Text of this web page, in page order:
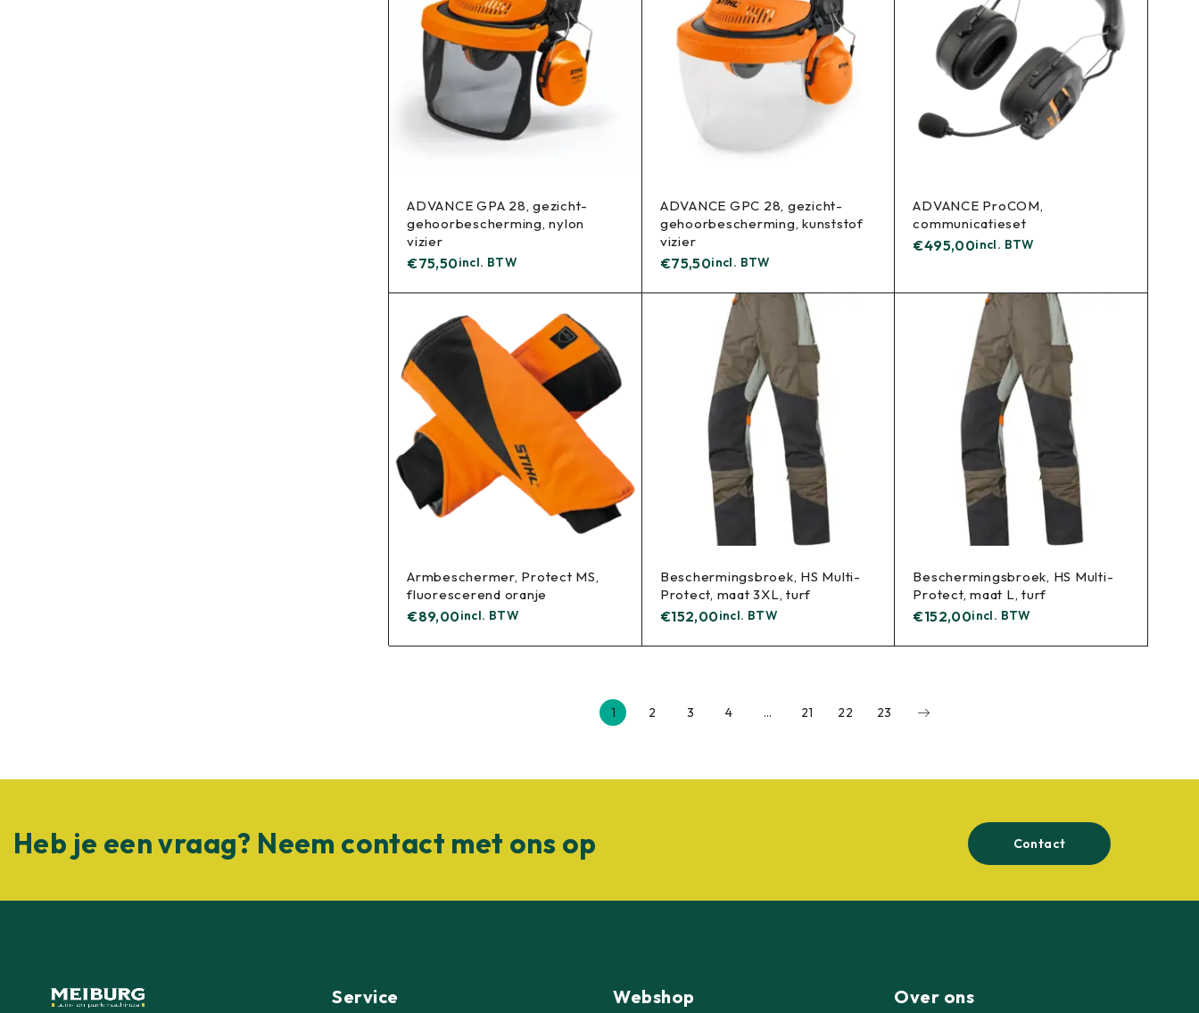
ADVANCE GPA 28, gezicht-
gehoorbescherming, nylon
vizier
€75,50incl. BTW
ADVANCE GPC 28, gezicht-
gehoorbescherming, kunststof
vizier
€75,50incl. BTW
ADVANCE ProCOM,
communicatieset
€495,00incl. BTW
Armbeschermer, Protect MS,
fluorescerend oranje
€89,00incl. BTW
Beschermingsbroek, HS Multi-
Protect, maat 3XL, turf
€152,00incl. BTW
Beschermingsbroek, HS Multi-
Protect, maat L, turf
€152,00incl. BTW
1 2 3 4 … 21 22 23
Heb je een vraag? Neem contact met ons op Contact
Service Webshop Over ons